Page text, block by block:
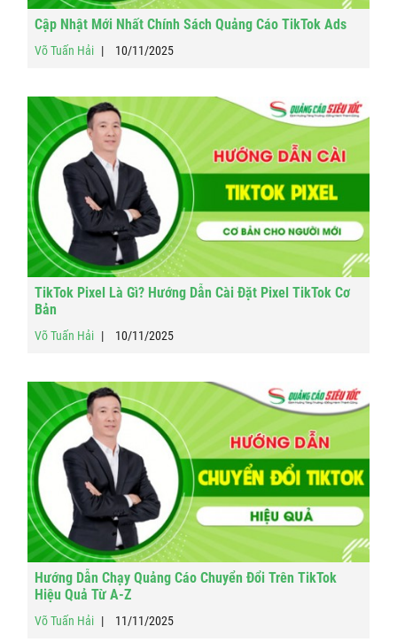
Cập Nhật Mới Nhất Chính Sách Quảng Cáo TikTok Ads
Võ Tuấn Hải 10/11/2025
TikTok Pixel Là Gì? Hướng Dẫn Cài Đặt Pixel TikTok Cơ
Bản
Võ Tuấn Hải 10/11/2025
Hướng Dẫn Chạy Quảng Cáo Chuyển Đổi Trên TikTok
Hiệu Quả Từ A-Z
Võ Tuấn Hải 11/11/2025